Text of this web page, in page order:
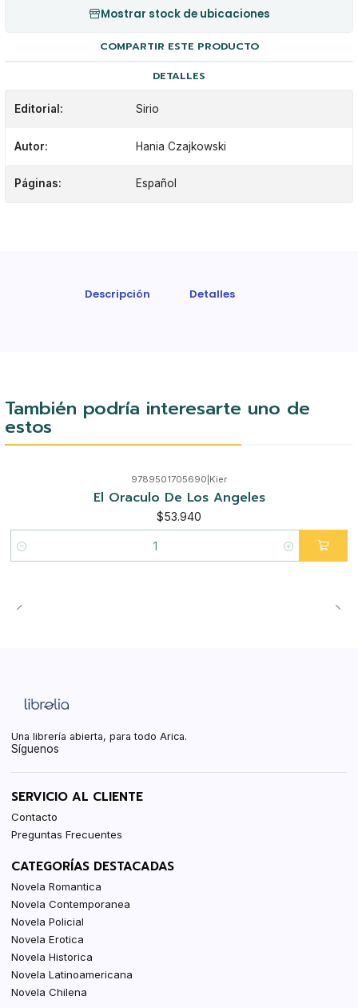
Mostrar stock de ubicaciones
COMPARTIR ESTE PRODUCTO
DETALLES
Editorial: Sirio
Autor: Hania Czajkowski
Páginas: Español
Descripción Detalles
También podría interesarte uno de
estos
9789501705690 Kier
El Oraculo De Los Angeles
$53.940
Cantidad
Una librería abierta, para todo Arica.
Síguenos
SERVICIO AL CLIENTE
Contacto
Preguntas Frecuentes
CATEGORÍAS DESTACADAS
Novela Romantica
Novela Contemporanea
Novela Policial
Novela Erotica
Novela Historica
Novela Latinoamericana
Novela Chilena